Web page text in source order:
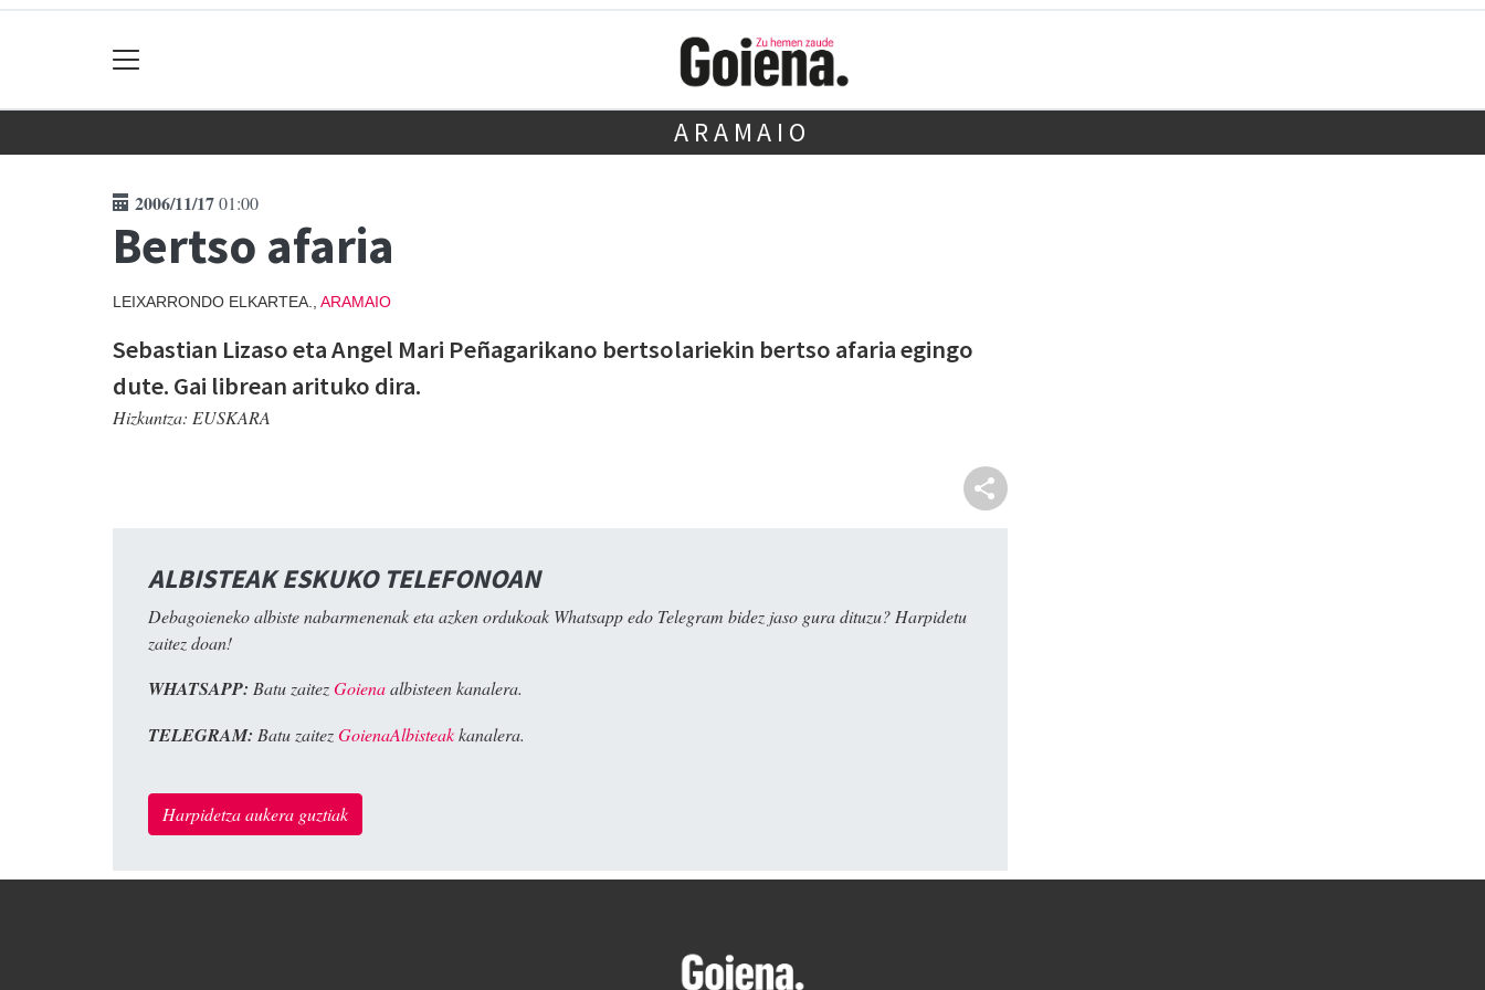
ARAMAIO
2006/11/1701:00
Bertso afaria
LEIXARRONDO ELKARTEA., ARAMAIO
Sebastian Lizaso eta Angel Mari Peñagarikano bertsolariekin bertso afaria egingo
dute. Gai librean arituko dira.
Hizkuntza: EUSKARA
ALBISTEAK ESKUKO TELEFONOAN
Debagoieneko albiste nabarmenenak eta azken ordukoak Whatsapp edo Telegram bidez jaso gura dituzu? Harpidetu
zaitez doan!
WHATSAPP: Batu zaitezGoienaalbisteen kanalera.
TELEGRAM: Batu zaitezGoienaAlbisteakkanalera.
Harpidetza aukera guztiak